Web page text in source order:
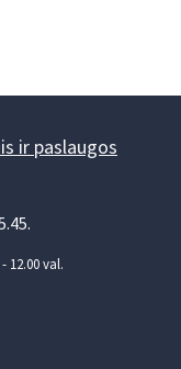
ir paslaugos
12.00 val.